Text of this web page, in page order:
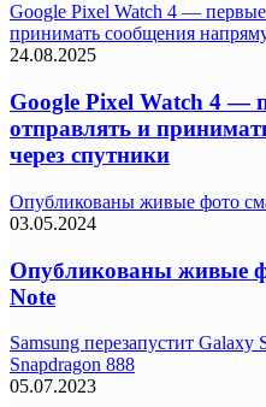
Google Pixel Watch 4 —
принимать сообщения
24.08.2025
Google Pixel Watch 4 —
отправлять и
через спутники
Опубликованы живые фото
03.05.2024
Опубликованы живые
Note
Samsung перезапустит
Snapdragon 888
05.07.2023